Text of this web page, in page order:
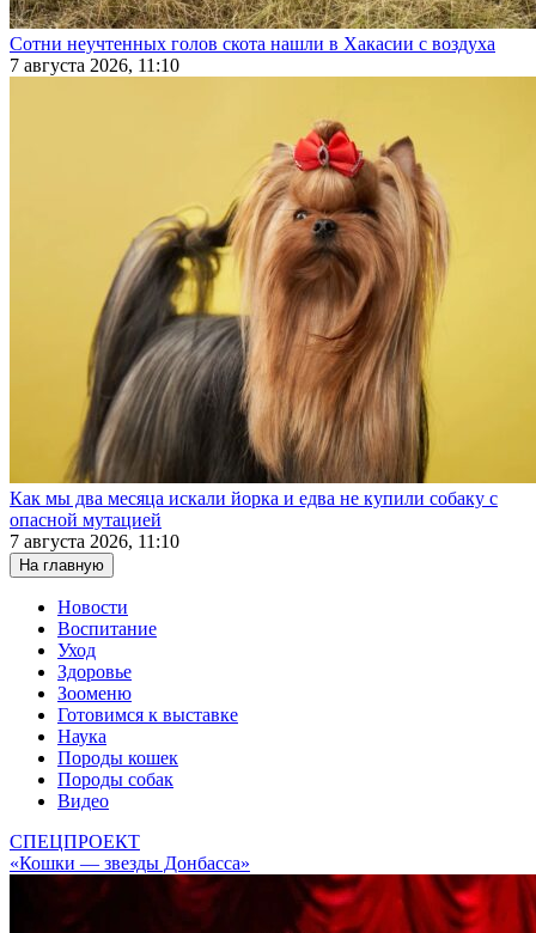
Сотни неучтенных голов скота нашли в Хакасии с воздуха
7 августа 2026, 11:10
Как мы два месяца искали йорка и едва не купили собаку с
опасной мутацией
7 августа 2026, 11:10
На главную
Новости
Воспитание
Уход
Здоровье
Зооменю
Готовимся к выставке
Наука
Породы кошек
Породы собак
Видео
СПЕЦПРОЕКТ
«Кошки — звезды Донбасса»